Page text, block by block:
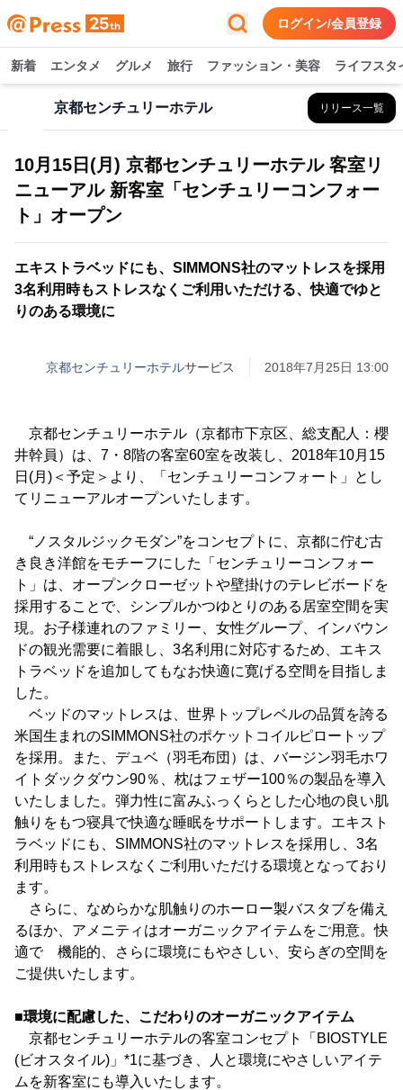
ログイン/会員登録
新着 エンタメ グルメ 旅行 ファッション・美容 ライフスタ
京都センチュリーホテル リリース一覧
10月15日(月) 京都センチュリーホテル 客室リ
ニューアル 新客室「センチュリーコンフォー
ト」オープン
エキストラベッドにも、SIMMONS社のマットレスを採用
3名利用時もストレスなくご利用いただける、快適でゆと
りのある環境に
京都センチュリーホテルサービス 2018年7月25日 13:00
京都センチュリーホテル（京都市下京区、総支配人：櫻
井幹員）は、7・8階の客室60室を改装し、2018年10月15
日(月)＜予定＞より、「センチュリーコンフォート」とし
てリニューアルオープンいたします。
“ノスタルジックモダン”をコンセプトに、京都に佇む古
き良き洋館をモチーフにした「センチュリーコンフォー
ト」は、オープンクローゼットや壁掛けのテレビボードを
採用することで、シンプルかつゆとりのある居室空間を実
現。お子様連れのファミリー、女性グループ、インバウン
ドの観光需要に着眼し、3名利用に対応するため、エキス
トラベッドを追加してもなお快適に寛げる空間を目指しま
した。
ベッドのマットレスは、世界トップレベルの品質を誇る
米国生まれのSIMMONS社のポケットコイルピロートップ
を採用。また、デュベ（羽毛布団）は、バージン羽毛ホワ
イトダックダウン90％、枕はフェザー100％の製品を導入
いたしました。弾力性に富みふっくらとした心地の良い肌
触りをもつ寝具で快適な睡眠をサポートします。エキスト
ラベッドにも、SIMMONS社のマットレスを採用し、3名
利用時もストレスなくご利用いただける環境となっており
ます。
さらに、なめらかな肌触りのホーロー製バスタブを備え
るほか、アメニティはオーガニックアイテムをご用意。快
適で 機能的、さらに環境にもやさしい、安らぎの空間を
ご提供いたします。
■環境に配慮した、こだわりのオーガニックアイテム
京都センチュリーホテルの客室コンセプト「BIOSTYLE
(ビオスタイル)」*1に基づき、人と環境にやさしいアイテ
ムを新客室にも導入いたします。